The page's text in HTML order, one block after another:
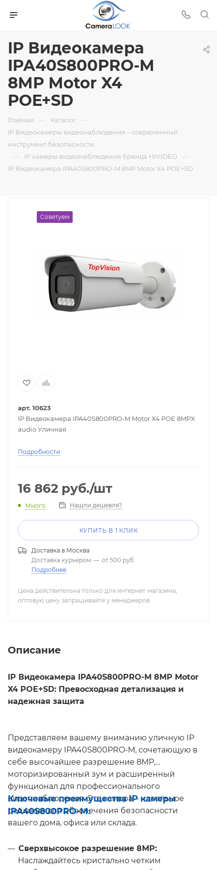
IP Видеокамера
IPA40S800PRO-M
8MP Motor X4
POE+SD
Главная — Каталог —
IP Видеокамеры видеонаблюдения – современный
инструмент безопасности
— IP камеры видеонаблюдения бренда HIVIDEO —
IP Видеокамера IPA40S800PRO-M 8MP Motor X4 POE+SD
Советуем
арт. 10623
IP Видеокамера IPA40S800PRO-M Motor X4 POE 8MPX
audio Уличная
Подробности
16 862 руб./шт
Много Нашли дешевле?
КУПИТЬ В 1 КЛИК
Доставка в Москва
Доставка курьером — от 500 руб.
Подробнее
Цена действительна только для интернет-магазина,
оптовую цену запрашивайте у менеджеров.
Описание
IP Видеокамера IPA40S800PRO-M 8MP Motor
X4 POE+SD: Превосходная детализация и
надежная защита
Представляем вашему вниманию уличную IP
видеокамеру IPA40S800PRO-M, сочетающую в
себе высочайшее разрешение 8MP,
моторизированный зум и расширенный
функционал для профессионального
видеонаблюдения. Эта камера – идеальное
решение для обеспечения безопасности
вашего дома, офиса или склада.
Ключевые преимущества IP камеры
IPA40S800PRO-M:
Сверхвысокое разрешение 8MP:
Наслаждайтесь кристально четким